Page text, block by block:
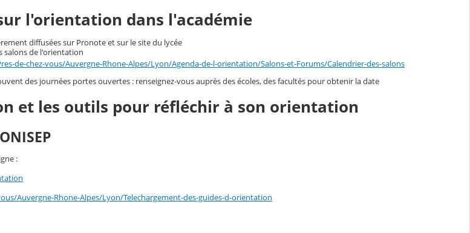
l'orientation dans l'académie
diffusées sur Pronote et sur le site du lycée
salons de l'orientation
de-chez-vous/Auvergne-Rhone-Alpes/Lyon/Agenda-de-l-orientation/Salons-et-Forums/Calendrier-des-salons
des journées portes ouvertes : renseignez-vous auprès des écoles, des facultés pour obtenir la date
et les outils pour réfléchir à son orientation
:
Auvergne-Rhone-Alpes/Lyon/Telechargement-des-guides-d-orientation